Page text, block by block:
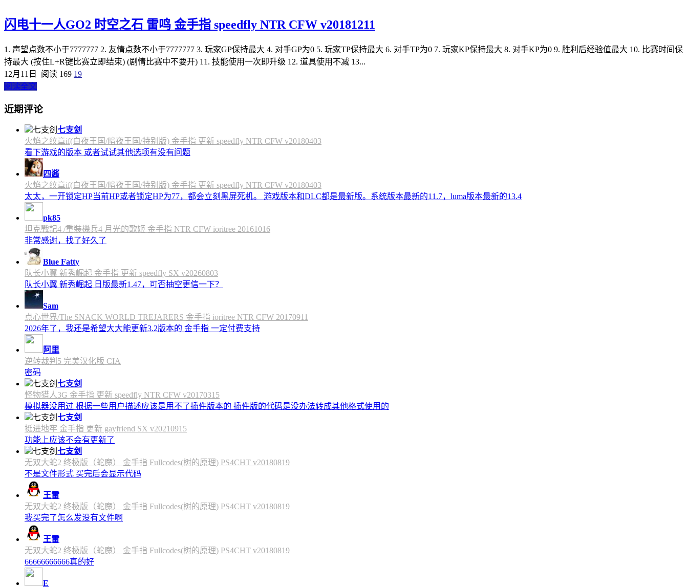
闪电十一人GO2 时空之石 雷鸣 金手指 speedfly NTR CFW v20181211
1. 声望点数不小于7777777 2. 友情点数不小于7777777 3. 玩家GP保持最大 4. 对手GP为0 5. 玩家TP保持最大 6. 对手TP为0 7. 玩家KP保持最大 8. 对手KP为0 9. 胜利后经验值最大 10. 比赛时间保
持最大 (按住L+R键比赛立即结束) (剧情比赛中不要开) 11. 技能使用一次即升级 12. 道具使用不减 13...
12月11日
阅读 169 19
阅读全文
近期评论
七支剑
火焰之纹章if(白夜王国/暗夜王国/特别版) 金手指 更新 speedfly NTR CFW v20180403
看下游戏的版本 或者试试其他选项有没有问题
四酱
火焰之纹章if(白夜王国/暗夜王国/特别版) 金手指 更新 speedfly NTR CFW v20180403
太太，一开锁定HP当前HP或者锁定HP为77，都会立刻黑屏死机。 游戏版本和DLC都是最新版。系统版本最新的11.7，luma版本最新的13.4
pk85
坦克戰記4 /重裝機兵4 月光的歌姬 金手指 NTR CFW ioritree 20161016
非常感谢，找了好久了
Blue Fatty
队长小翼 新秀崛起 金手指 更新 speedfly SX v20260803
队长小翼 新秀崛起 日版最新1.47，可否抽空更信一下？
Sam
点心世界/The SNACK WORLD TREJARERS 金手指 ioritree NTR CFW 20170911
2026年了，我还是希望大大能更新3.2版本的 金手指 一定付费支持
阿里
逆转裁判5 完美汉化版 CIA
密码
七支剑
怪物猎人3G 金手指 更新 speedfly NTR CFW v20170315
模拟器没用过 根据一些用户描述应该是用不了插件版本的 插件版的代码是没办法转成其他格式使用的
七支剑
挺进地牢 金手指 更新 gayfriend SX v20210915
功能上应该不会有更新了
七支剑
无双大蛇2 终极版（蛇魔） 金手指 Fullcodes(树的原理) PS4CHT v20180819
不是文件形式 买完后会显示代码
王雷
无双大蛇2 终极版（蛇魔） 金手指 Fullcodes(树的原理) PS4CHT v20180819
我买完了怎么发没有文件啊
王雷
无双大蛇2 终极版（蛇魔） 金手指 Fullcodes(树的原理) PS4CHT v20180819
66666666666真的好
E